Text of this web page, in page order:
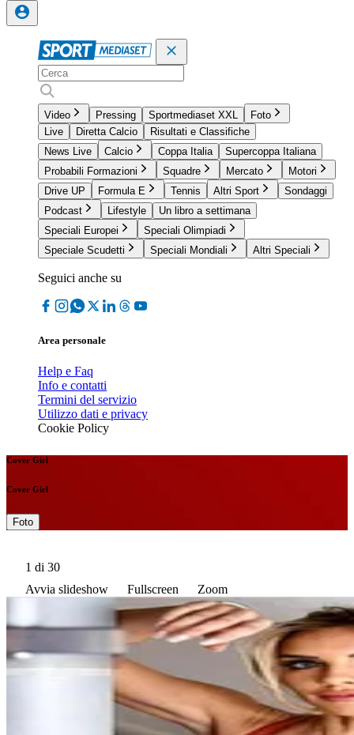
Video Pressing Sportmediaset XXL
Foto
Live
Diretta Calcio
Risultati e Classifiche
News Live
Calcio Coppa Italia
Supercoppa Italiana
Probabili Formazioni
Squadre Mercato
Motori
Drive UP
Formula E Tennis Altri Sport
Sondaggi
Podcast
Lifestyle
Un libro a settimana
Speciali Europei
Speciali Olimpiadi
Speciale Scudetti
Speciali Mondiali Altri Speciali
Seguici anche su
Area personale
Help e Faq
Info e contatti
Termini del servizio
Utilizzo dati e privacy
Cookie Policy
Cover Girl
Cover Girl
Foto
1 di 30
Avvia slideshow
Fullscreen Zoom